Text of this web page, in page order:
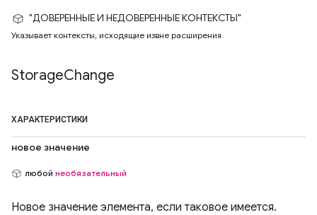
"ДОВЕРЕННЫЕ И НЕДОВЕРЕННЫЕ КОНТЕКСТЫ"
Указывает контексты, исходящие извне расширения.
StorageChange
ХАРАКТЕРИСТИКИ
новое значение
любой необязательный
Новое значение элемента, если таковое имеется.